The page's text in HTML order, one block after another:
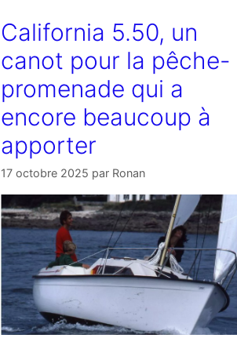
California 5.50, un
canot pour la pêche-
promenade qui a
encore beaucoup à
apporter
17 octobre 2025 par Ronan